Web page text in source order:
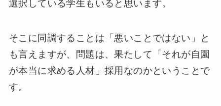
選択している学生もいると思います。
そこに同調することは「悪いことではない」と
も言えますが、問題は、果たして「それが自園
が本当に求める人材」採用なのかということで
す。